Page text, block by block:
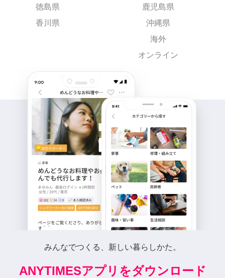
徳島県
香川県
鹿児島県
沖縄県
海外
オンライン
みんなでつくる、新しい暮らしかた。
ANYTIMESアプリをダウンロード